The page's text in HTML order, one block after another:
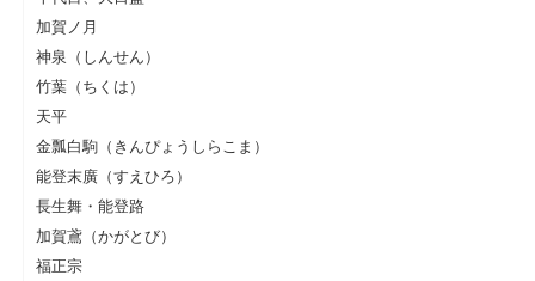
加賀ノ月
神泉（しんせん）
竹葉（ちくは）
天平
金瓢白駒（きんぴょうしらこま）
能登末廣（すえひろ）
長生舞・能登路
加賀鳶（かがとび）
福正宗